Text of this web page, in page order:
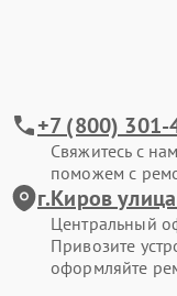
+7 (800) 301-
Свяжитесь с
поможем с
г.Киров
Центральный
Привозите
оформляйте